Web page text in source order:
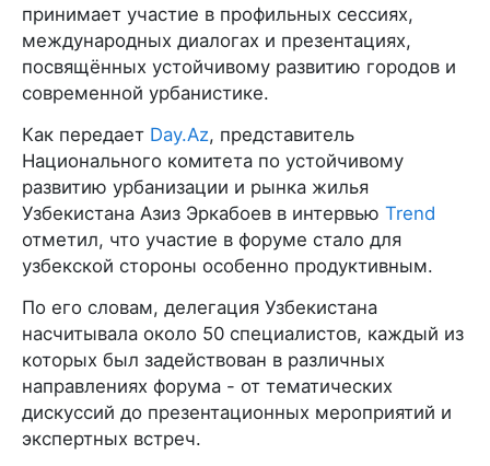
принимает участие в профильных сессиях,
международных диалогах и презентациях,
посвящённых устойчивому развитию городов и
современной урбанистике.
Как передает Day.Az, представитель
Национального комитета по устойчивому
развитию урбанизации и рынка жилья
Узбекистана Азиз Эркабоев в интервью Trend
отметил, что участие в форуме стало для
узбекской стороны особенно продуктивным.
По его словам, делегация Узбекистана
насчитывала около 50 специалистов, каждый из
которых был задействован в различных
направлениях форума - от тематических
дискуссий до презентационных мероприятий и
экспертных встреч.